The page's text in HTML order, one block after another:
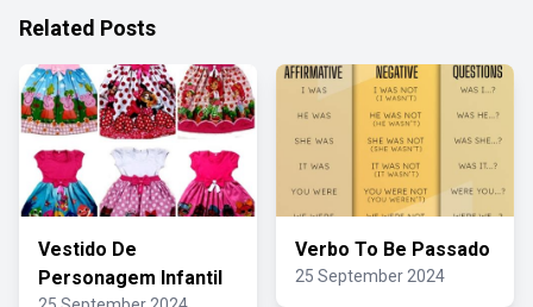
Related Posts
Vestido De
Personagem Infantil
Verbo To Be Passado
25 September 2024